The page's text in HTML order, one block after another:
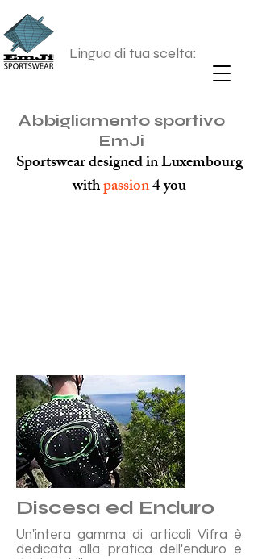
Lingua di tua scelta:
Abbigliamento sportivo
EmJi
Sportswear designed in Luxembourg
withpassion4 you
Discesa ed Enduro
Un'intera gamma di articoli Vifra è
dedicata alla pratica dell'enduro e